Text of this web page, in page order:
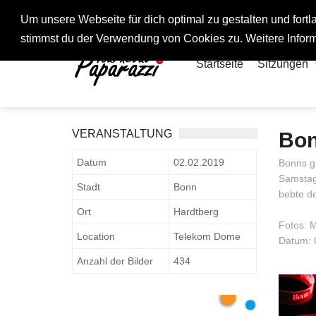
Um unsere Webseite für dich optimal zu gestalten und
stimmst du der Verwendung von Cookies zu. Weitere
Fotos rund um den Fastelovend
Startseite Sitzungen
VERANSTALTUNG
Datum 02.02.2019
Stadt Bonn
Ort Hardtberg
Location Telekom Dome
Anzahl der Bilder 434
Bonns
bebte
Fotos:
Datum: